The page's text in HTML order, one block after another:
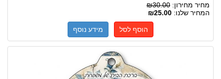
מחיר מחירון: ₪30.00
המחיר שלנו: ₪25.00
הוסף לסל מידע נוסף